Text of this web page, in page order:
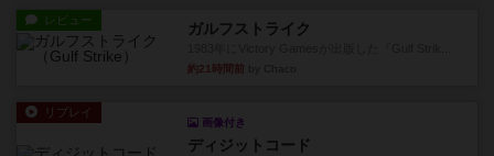
レビュー ガルフストライク
約21時間前
リプレイ
画像付き
ディジットコード